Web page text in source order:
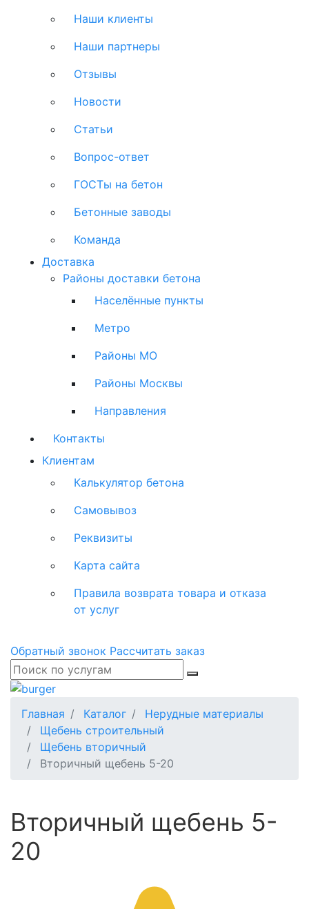
Наши клиенты
Наши партнеры
Отзывы
Новости
Статьи
Вопрос-ответ
ГОСТы на бетон
Бетонные заводы
Команда
Доставка
Районы доставки бетона
Населённые пункты
Метро
Районы МО
Районы Москвы
Направления
Контакты
Клиентам
Калькулятор бетона
Самовывоз
Реквизиты
Карта сайта
Правила возврата товара и отказа
от услуг
Обратный звонок Рассчитать заказ
Главная Каталог
Нерудные материалы
Щебень строительный
Щебень вторичный
Вторичный щебень 5-20
Вторичный щебень 5-
20